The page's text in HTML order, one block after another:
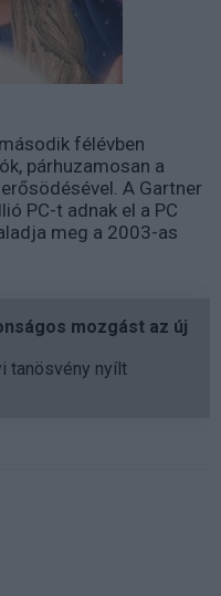
félévben
párhuzamosan a
A Gartner
PC-t adnak el a PC
meg a 2003-as
mozgást az új
tanösvény nyílt